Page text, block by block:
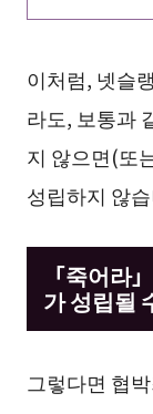
이처럼, 넷슬
라도, 보통과
지 않으면(또
성립하지 않
「죽어라
가 성립될
그렇다면 협